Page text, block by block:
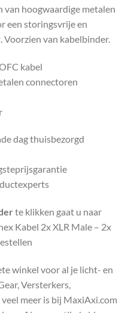
van hoogwaardige metalen
een storingsvrije en
van kabelbinder.
kabel
connectoren
dag thuisbezorgd
te klikken gaat u naar
Kabel 2x XLR Male – 2x
winkel voor al je licht- en
Versterkers,
meer is bij MaxiAxi.com